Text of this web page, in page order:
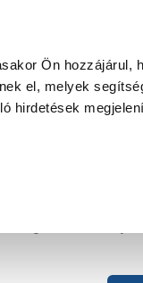
Ön
el, melyek
hirdetések